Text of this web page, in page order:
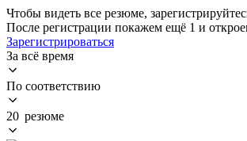
Чтобы видеть все резюме,
После регистрации покажем ещё 1 и
Зарегистрироваться
За всё время
По соответствию
20 резюме